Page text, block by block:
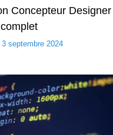
Concepteur
3 septembre 2024